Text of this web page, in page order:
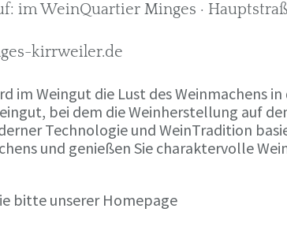
im WeinQuartier Minges ·
kirrweiler.de
im Weingut die Lust des Weinmachens in
bei dem die Weinherstellung auf
Technologie und WeinTradition
und genießen Sie charaktervolle
bitte unserer Homepage